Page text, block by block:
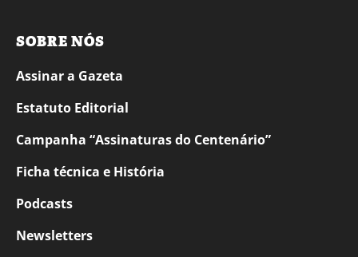
SOBRE NÓS
Assinar a Gazeta
Estatuto Editorial
Campanha “Assinaturas do Centenário”
Ficha técnica e História
Podcasts
Newsletters